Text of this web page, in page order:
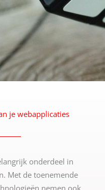
je webapplicaties
onderdeel in
Met de toenemende
nemen ook